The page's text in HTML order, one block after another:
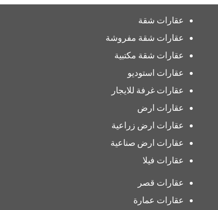
عقارات شقة
عقارات شقة مفروشة
عقارات شقة مكتبية
عقارات استوديو
عقارات غرفة للايجار
عقارات ارض
عقارات ارض زراعية
عقارات ارض صناعية
عقارات فيلا
عقارات قصر
عقارات عمارة